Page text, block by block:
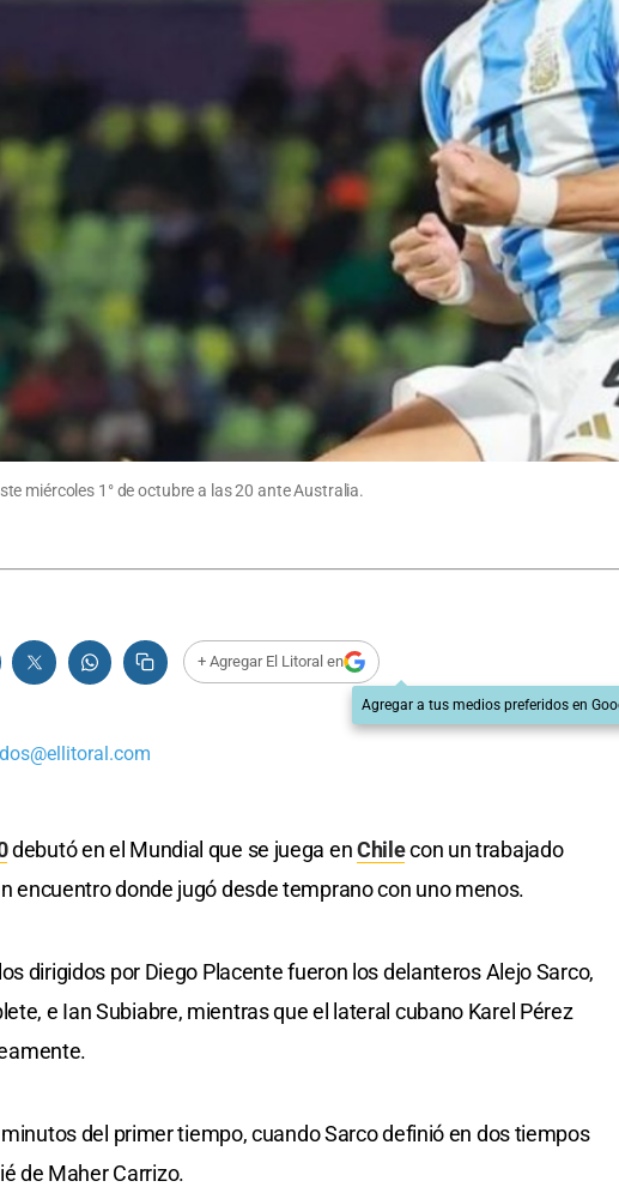
miércoles 1° de octubre a las 20 ante Australia.
+ Agregar El Litoral en
Agregar a tus medios preferidos en
debutó en el Mundial que se juega enChilecon un trabajado
encuentro donde jugó desde temprano con uno menos.
dirigidos por Diego Placente fueron los delanteros Alejo Sarco,
e Ian Subiabre, mientras que el lateral cubano Karel Pérez
del primer tiempo, cuando Sarco definió en dos tiempos
de Maher Carrizo.